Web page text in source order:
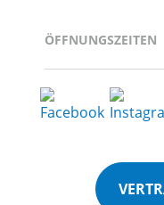
ÖFFNUNGSZEITEN